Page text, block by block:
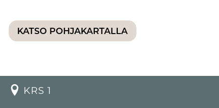
KATSO POHJAKARTALLA
KRS 1